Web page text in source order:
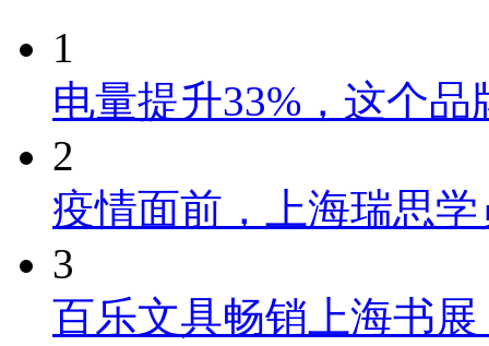
1
电量提升33%，这个
2
疫情面前，上海瑞思
3
百乐文具畅销上海书